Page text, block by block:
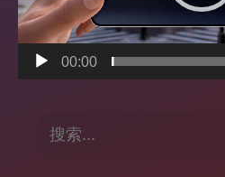
00:00